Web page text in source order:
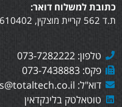
כתובת למשלוח דואר:
ת.ד 562 קריית מוצקין, 2610402
טלפון: 073-7282222
פקס: 073-7438883
דוא"ל: sales@totaltech.co.il
טוטאלטק בלינקדאין